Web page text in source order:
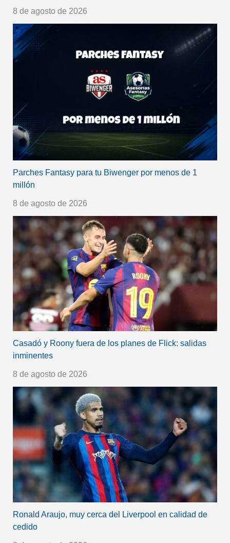
8 de agosto de 2026
Parches Fantasy para tu Biwenger por menos de 1
millón
8 de agosto de 2026
Casadó y Roony fuera de los planes de Flick: salidas
inminentes
8 de agosto de 2026
Ronald Araujo, muy cerca del Liverpool en calidad de
cedido